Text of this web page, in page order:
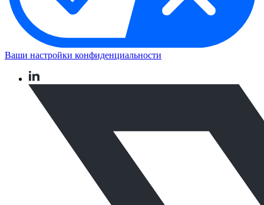
Ваши настройки конфиденциальности